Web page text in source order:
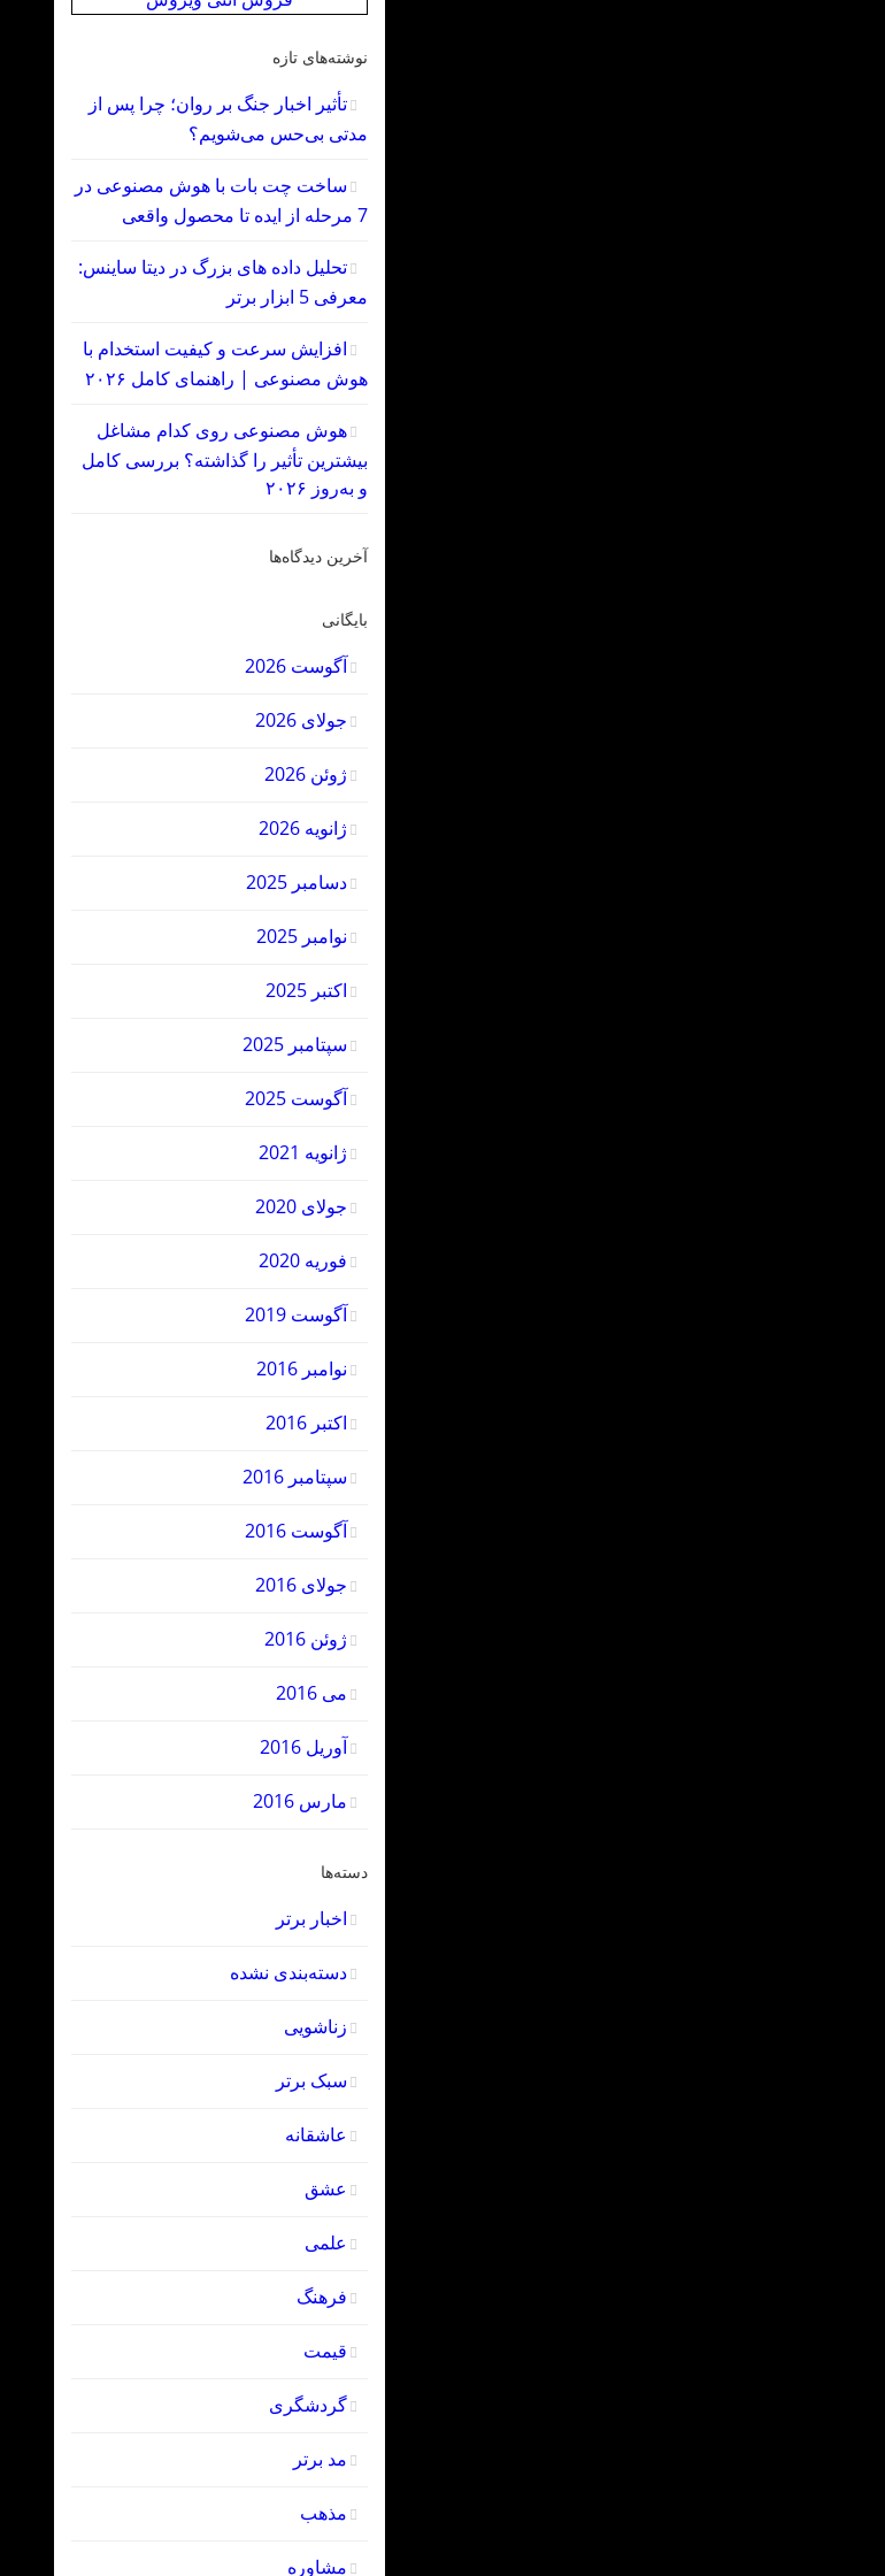
نوشته‌های تازه
تأثیر اخبار جنگ بر روان؛ چرا پس از
مدتی بی‌حس می‌شویم؟
ساخت چت‌ بات با هوش مصنوعی در
7 مرحله از ایده تا محصول واقعی
تحلیل داده‌ های بزرگ در دیتا ساینس:
معرفی 5 ابزار برتر
افزایش سرعت و کیفیت استخدام با
هوش مصنوعی | راهنمای کامل ۲۰۲۶
هوش مصنوعی روی کدام مشاغل
بیشترین تأثیر را گذاشته؟ بررسی کامل
و به‌روز ۲۰۲۶
آخرین دیدگاه‌ها
بایگانی
آگوست 2026
جولای 2026
ژوئن 2026
ژانویه 2026
دسامبر 2025
نوامبر 2025
اکتبر 2025
سپتامبر 2025
آگوست 2025
ژانویه 2021
جولای 2020
فوریه 2020
آگوست 2019
نوامبر 2016
اکتبر 2016
سپتامبر 2016
آگوست 2016
جولای 2016
ژوئن 2016
می 2016
آوریل 2016
مارس 2016
دسته‌ها
اخبار برتر
دسته‌بندی نشده
زناشویی
سبک برتر
عاشقانه
عشق
علمی
فرهنگ
قیمت
گردشگری
مد برتر
مذهب
مشاوره